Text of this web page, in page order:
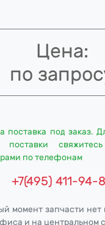
Цена:
по
поставка под заказ.
поставки
по телефонам
+7(495) 411-94-
момент запчасти нет
и на центральном